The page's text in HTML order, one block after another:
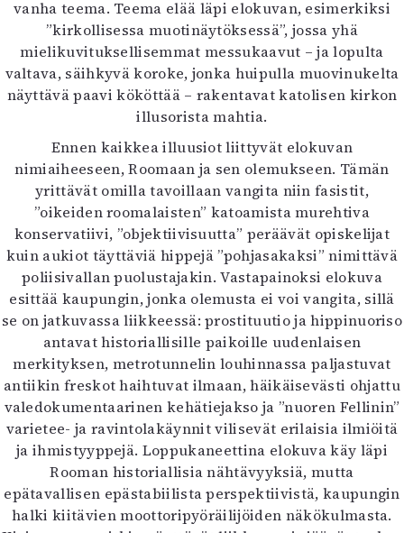
vanha teema. Teema elää läpi elokuvan, esimerkiksi
”kirkollisessa muotinäytöksessä”, jossa yhä
mielikuvituksellisemmat messukaavut – ja lopulta
valtava, säihkyvä koroke, jonka huipulla muovinukelta
näyttävä paavi kököttää – rakentavat katolisen kirkon
illusorista mahtia.
Ennen kaikkea illuusiot liittyvät elokuvan
nimiaiheeseen, Roomaan ja sen olemukseen. Tämän
yrittävät omilla tavoillaan vangita niin fasistit,
”oikeiden roomalaisten” katoamista murehtiva
konservatiivi, ”objektiivisuutta” peräävät opiskelijat
kuin aukiot täyttäviä hippejä ”pohjasakaksi” nimittävä
poliisivallan puolustajakin. Vastapainoksi elokuva
esittää kaupungin, jonka olemusta ei voi vangita, sillä
se on jatkuvassa liikkeessä: prostituutio ja hippinuoriso
antavat historiallisille paikoille uudenlaisen
merkityksen, metrotunnelin louhinnassa paljastuvat
antiikin freskot haihtuvat ilmaan, häikäisevästi ohjattu
valedokumentaarinen kehätiejakso ja ”nuoren Fellinin”
varietee- ja ravintolakäynnit vilisevät erilaisia ilmiöitä
ja ihmistyyppejä. Loppukaneettina elokuva käy läpi
Rooman historiallisia nähtävyyksiä, mutta
epätavallisen epästabiilista perspektiivistä, kaupungin
halki kiitävien moottoripyöräilijöiden näkökulmasta.